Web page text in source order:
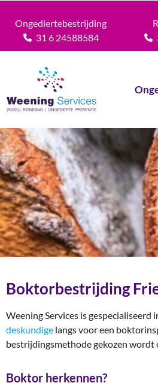
Ongediertebestrijding
31 6 24588584
Boktorbestrijding
Weening Services is
deskundige langs voor een
bestrijdingsmethode gekozen
Boktor herkennen?